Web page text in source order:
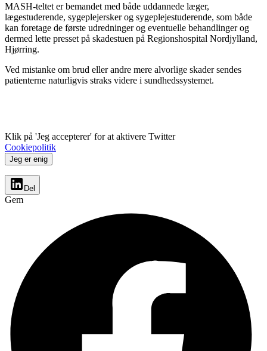
MASH-teltet er bemandet med både uddannede læger,
lægestuderende, sygeplejersker og sygeplejestuderende, som både
kan foretage de første udredninger og eventuelle behandlinger og
dermed lette presset på skadestuen på Regionshospital Nordjylland,
Hjørring.
Ved mistanke om brud eller andre mere alvorlige skader sendes
patienterne naturligvis straks videre i sundhedssystemet.
Klik på 'Jeg accepterer' for at aktivere Twitter
Cookiepolitik
Jeg er enig
Del
Gem